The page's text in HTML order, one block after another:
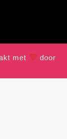
met
door